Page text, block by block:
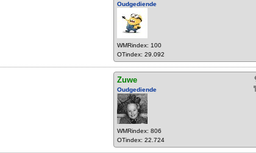
Oudgediende
WMRindex: 100
OTindex: 29.092
Zuwe
Oudgediende
WMRindex: 806
OTindex: 22.724